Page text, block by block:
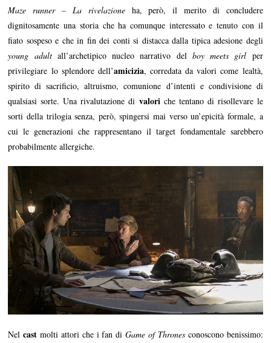
Maze runner – La rivelazione ha, però, il merito di concludere
dignitosamente una storia che ha comunque interessato e tenuto con il
fiato sospeso e che in fin dei conti si distacca dalla tipica adesione degli
young adultall’archetipico nucleo narrativo del boy meets girl per
privilegiare lo splendore dell’amicizia, corredata da valori come lealtà,
spirito di sacrificio, altruismo, comunione d’intenti e condivisione di
qualsiasi sorte. Una rivalutazione di valori che tentano di risollevare le
sorti della trilogia senza, però, spingersi mai verso un’epicità formale, a
cui le generazioni che rappresentano il target fondamentale sarebbero
probabilmente allergiche.
Nelcast molti attori che i fan diGame of Thronesconoscono benissimo: